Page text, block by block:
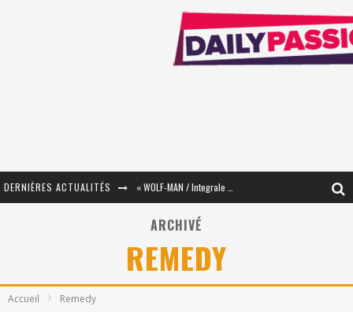
DERNIÈRES ACTUALITÉS
« Le Béton et le Bambou / Propositions pour Mayotte et le Monde. » - Améliorations !
ARCHIVÉ
REMEDY
Accueil Remedy